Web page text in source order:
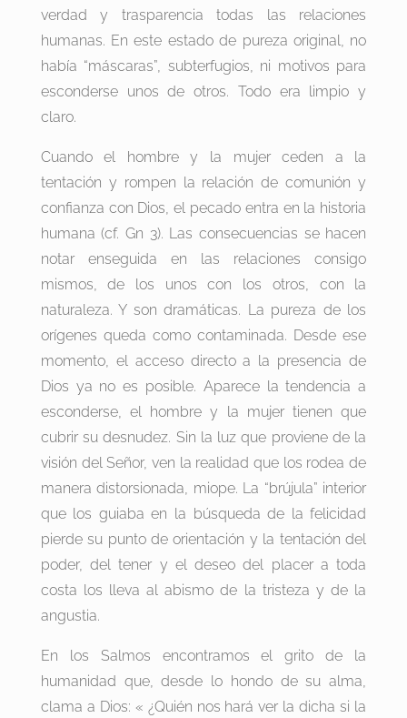
verdad y trasparencia todas las relaciones
humanas. En este estado de pureza original, no
había “máscaras”, subterfugios, ni motivos para
esconderse unos de otros. Todo era limpio y
claro.
Cuando el hombre y la mujer ceden a la
tentación y rompen la relación de comunión y
confianza con Dios, el pecado entra en la historia
humana (cf. Gn 3). Las consecuencias se hacen
notar enseguida en las relaciones consigo
mismos, de los unos con los otros, con la
naturaleza. Y son dramáticas. La pureza de los
orígenes queda como contaminada. Desde ese
momento, el acceso directo a la presencia de
Dios ya no es posible. Aparece la tendencia a
esconderse, el hombre y la mujer tienen que
cubrir su desnudez. Sin la luz que proviene de la
visión del Señor, ven la realidad que los rodea de
manera distorsionada, miope. La “brújula” interior
que los guiaba en la búsqueda de la felicidad
pierde su punto de orientación y la tentación del
poder, del tener y el deseo del placer a toda
costa los lleva al abismo de la tristeza y de la
angustia.
En los Salmos encontramos el grito de la
humanidad que, desde lo hondo de su alma,
clama a Dios: « ¿Quién nos hará ver la dicha si la